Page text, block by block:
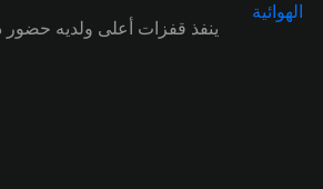
ينفذ قفزات أعلى ولديه حضور